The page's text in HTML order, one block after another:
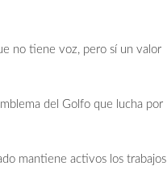
no tiene voz, pero sí un valor
del Golfo que lucha por
mantiene activos los trabajos